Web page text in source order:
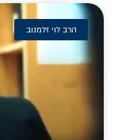
הרב לוי זלמנוב